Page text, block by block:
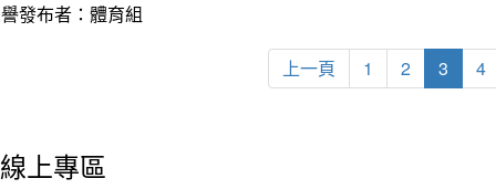
發布者：體育組
上一頁 1 2 3 4
線上專區